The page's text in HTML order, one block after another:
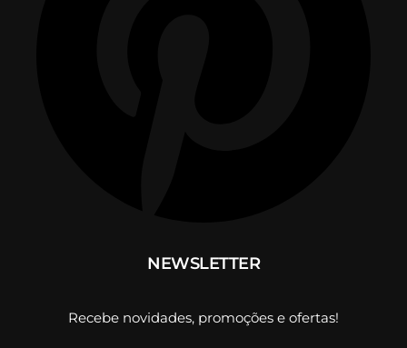
NEWSLETTER
Recebe novidades, promoções e ofertas!